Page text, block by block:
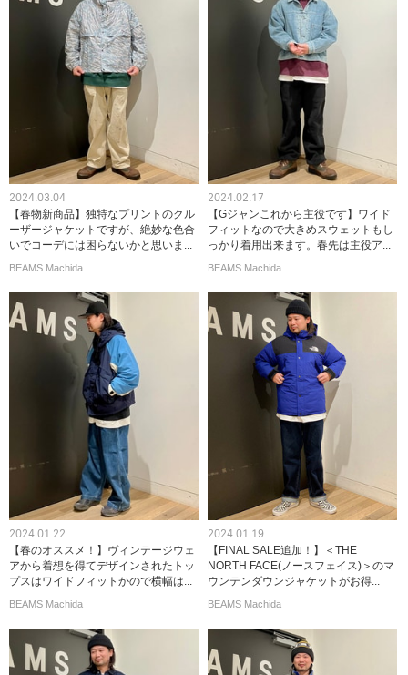
2024.03.04
【春物新商品】独特なプリントのクル
ーザージャケットですが、絶妙な色合
いでコーデには困らないかと思いま...
BEAMS Machida
2024.02.17
【Gジャンこれから主役です】ワイド
フィットなので大きめスウェットもし
っかり着用出来ます。春先は主役ア...
BEAMS Machida
2024.01.22
【春のオススメ！】ヴィンテージウェ
アから着想を得てデザインされたトッ
プスはワイドフィットかので横幅は...
BEAMS Machida
2024.01.19
【FINAL SALE追加！】＜THE
NORTH FACE(ノースフェイス)＞のマ
ウンテンダウンジャケットがお得...
BEAMS Machida